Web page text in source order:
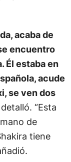
acaba de
encuentro
Él estaba en
acude
se ven dos
“Esta
de
tiene